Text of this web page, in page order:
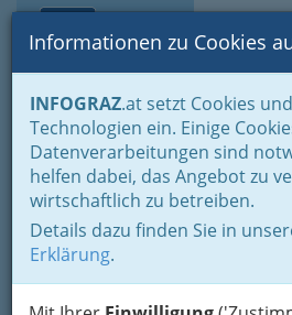
Suche
Informationen zu Cookies
INFOGRAZ.at setzt Cookies
Technologien ein. Einige
Datenverarbeitungen sind
helfen dabei, das Angebot zu
wirtschaftlich zu betreiben.
Details dazu finden Sie in
Erklärung.
Home Branchen
Einkaufen &
Der Handel nach WKO-Gliederung
Lederwaren- u. Spielwaren- &
Spielwarenhandel Graz:
Spielzeug
Gabriele Fasching
Faunastraße 59, 8052 Graz-
+43 316 575 989
+43 316 575 989